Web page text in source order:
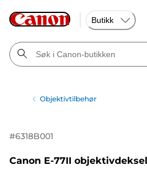
Butikk
Objektivtilbehør
#6318B001
Canon E-77II objektivdeksel